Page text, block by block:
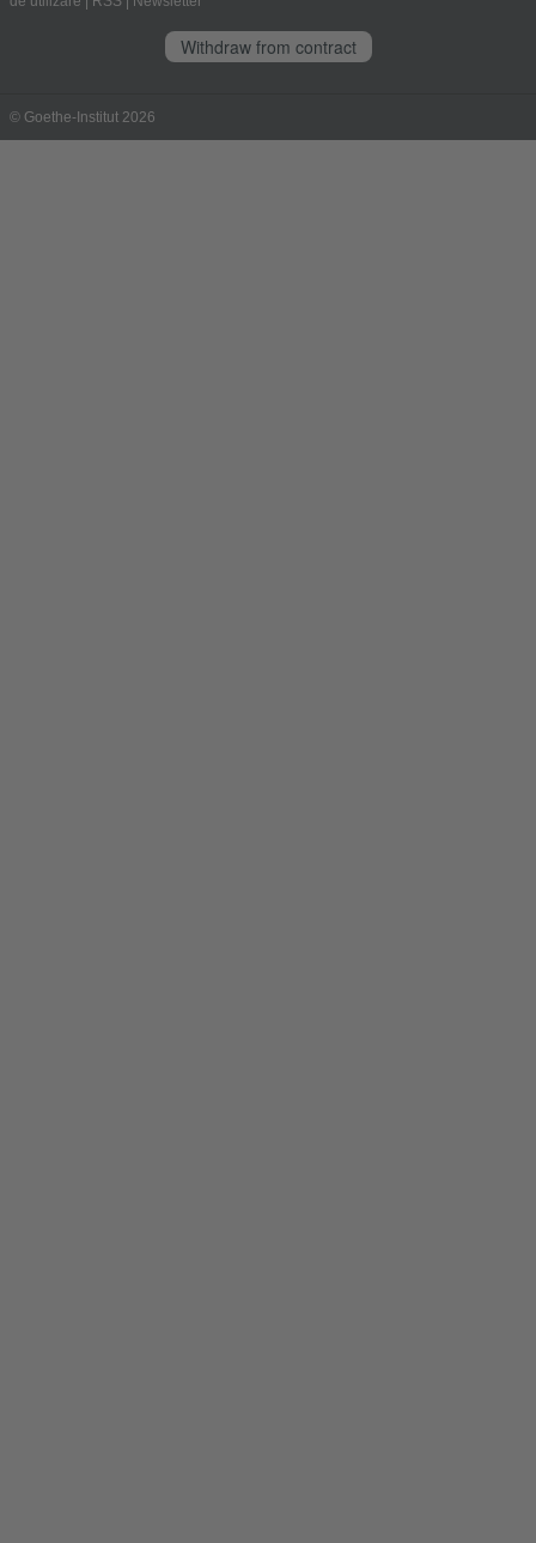
Withdraw from contract
© Goethe-Institut 2026